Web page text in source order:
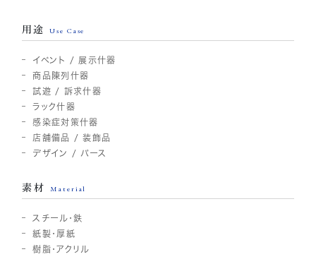
用途 Use Case
イベント / 展示什器
商品陳列什器
試遊 / 訴求什器
ラック什器
感染症対策什器
店舗備品 / 装飾品
デザイン / パース
素材 Material
スチール・鉄
紙製・厚紙
樹脂・アクリル